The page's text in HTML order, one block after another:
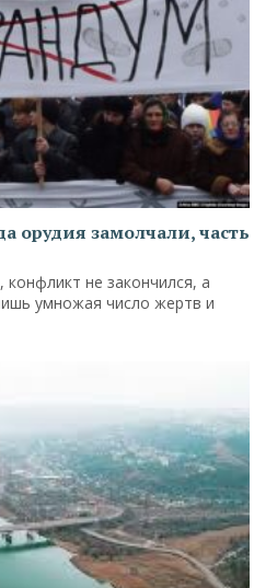
орудия замолчали, часть
не закончился, а
умножая число жертв и